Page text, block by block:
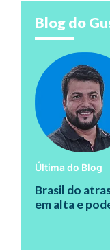
Blog do
Última do Blog
Brasil do
em alta e